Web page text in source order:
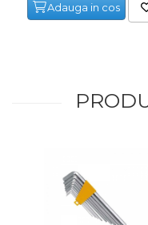
Adauga in cos